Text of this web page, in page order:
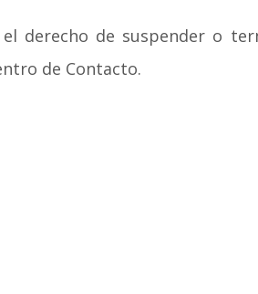
derecho de suspender o
de Contacto.